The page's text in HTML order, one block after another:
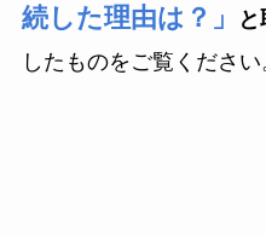
続した理由は？」
したものをご覧ください